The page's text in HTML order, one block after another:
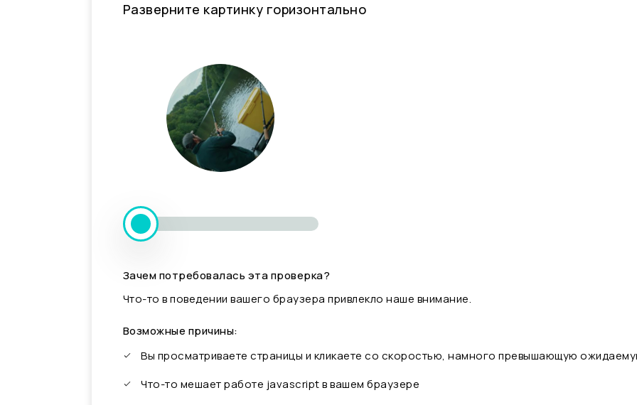
Разверните картинку горизонтально
Зачем потребовалась эта проверка?
Что-то в поведении вашего браузера привлекло наше внимание.
Возможные причины:
Вы просматриваете страницы и кликаете со скоростью, намного превышающую
Что-то мешает работе javascript в вашем браузере